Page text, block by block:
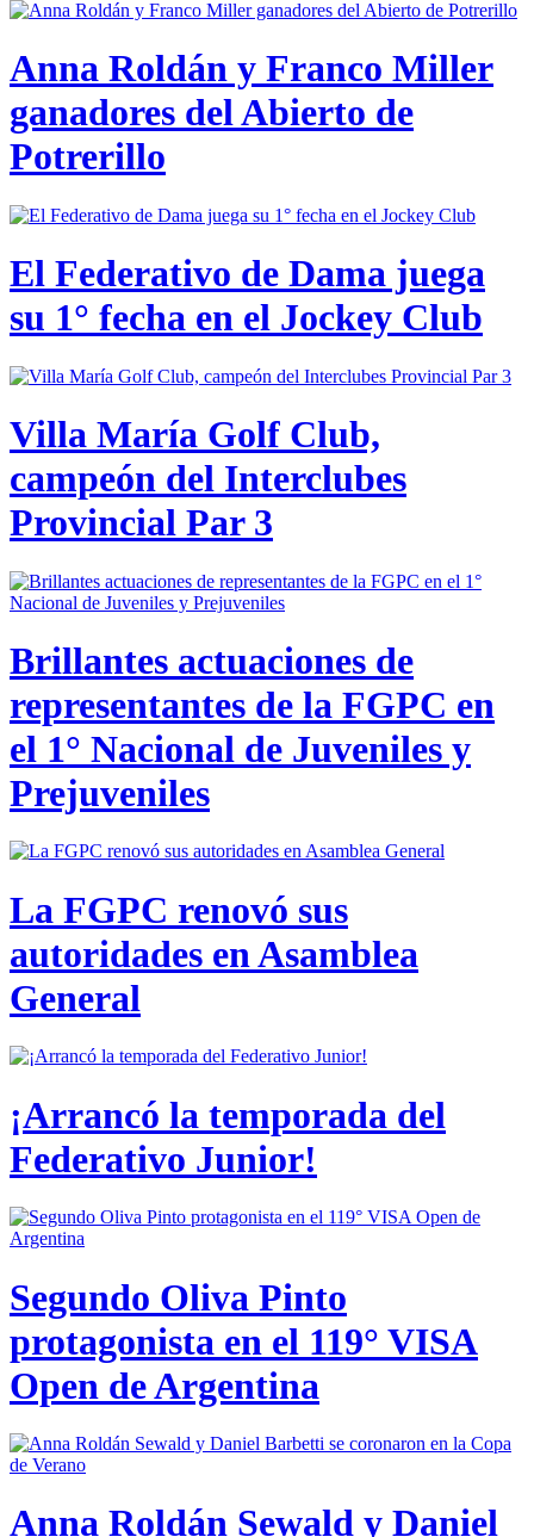
Anna Roldán y Franco Miller
ganadores del Abierto de
Potrerillo
El Federativo de Dama juega
su 1° fecha en el Jockey Club
Villa María Golf Club,
campeón del Interclubes
Provincial Par 3
Brillantes actuaciones de
representantes de la FGPC en
el 1° Nacional de Juveniles y
Prejuveniles
La FGPC renovó sus
autoridades en Asamblea
General
¡Arrancó la temporada del
Federativo Junior!
Segundo Oliva Pinto
protagonista en el 119° VISA
Open de Argentina
Anna Roldán Sewald y Daniel